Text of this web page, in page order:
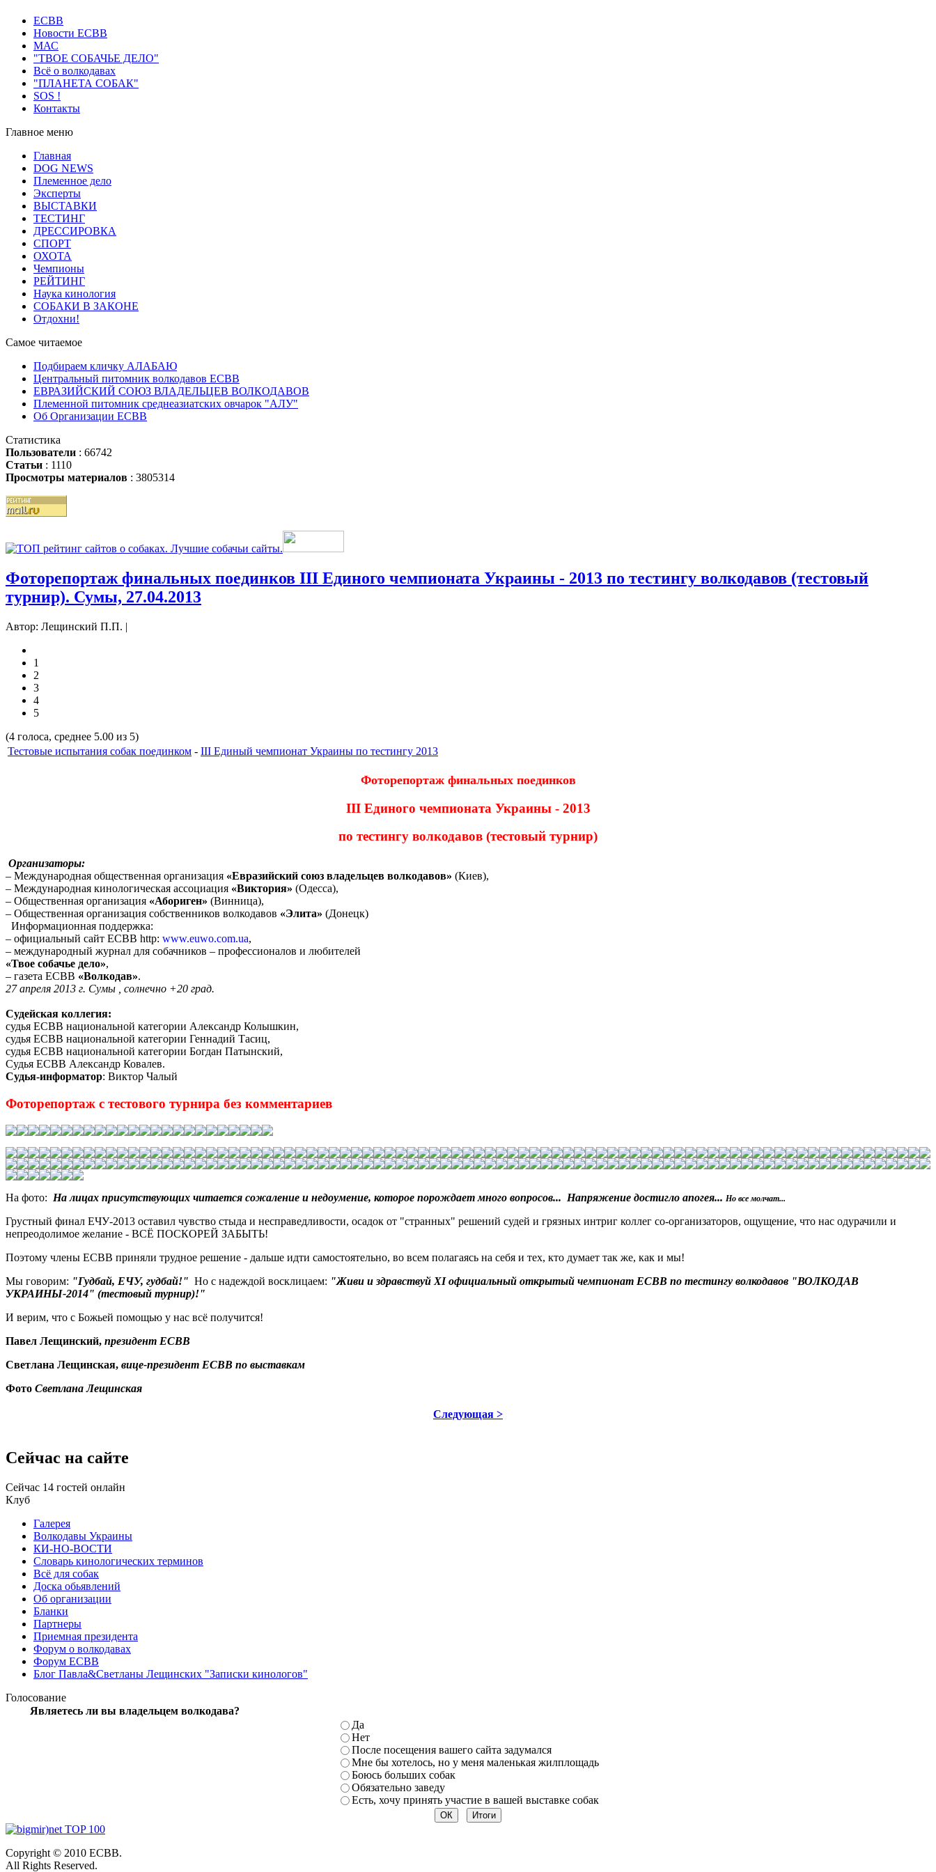
ECВB
Новости ЕСВВ
МАС
"ТВОЕ СОБАЧЬЕ ДЕЛО"
Всё о волкодавах
"ПЛАНЕТА СОБАК"
SOS !
Контакты
Главное меню
Главная
DOG NEWS
Племенное дело
Эксперты
ВЫСТАВКИ
ТЕСТИНГ
ДРЕССИРОВКА
СПОРТ
ОХОТА
Чемпионы
РЕЙТИНГ
Наука кинология
СОБАКИ В ЗАКОНЕ
Отдохни!
Самое читаемое
Подбираем кличку АЛАБАЮ
Центральный питомник волкодавов ЕСВВ
ЕВРАЗИЙСКИЙ СОЮЗ ВЛАДЕЛЬЦЕВ ВОЛКОДАВОВ
Племенной питомник среднеазиатских овчарок "АЛУ"
Об Организации ЕСВВ
Статистика
Пользователи : 66742
Статьи : 1110
Просмотры материалов : 3805314
Фоторепортаж финальных поединков III Единого чемпионата Украины - 2013 по тестингу волкодавов (тестовый
турнир). Сумы, 27.04.2013
Автор: Лещинский П.П. |
1
2
3
4
5
(4 голоса, среднее 5.00 из 5)
Тестовые испытания собак поединком - III Единый чемпионат Украины по тестингу 2013
Фоторепортаж финальных поединков
III Единого чемпионата Украины - 2013
по тестингу волкодавов (тестовый турнир)
Организаторы:
– Международная общественная организация «Евразийский союз владельцев волкодавов» (Киев),
– Международная кинологическая ассоциация «Виктория» (Одесса),
– Общественная организация «Абориген» (Винница),
– Общественная организация собственников волкодавов «Элита» (Донецк)
Информационная поддержка:
– официальный сайт ЕСВВ http: www.euwo.com.ua,
– международный журнал для собачников – профессионалов и любителей
«Твое собачье дело»,
– газета ЕСВВ «Волкодав».
27 апреля 2013 г. Сумы , солнечно +20 град.
Судейская коллегия:
судья ЕСВВ национальной категории Александр Колышкин,
судья ЕСВВ национальной категории Геннадий Тасиц,
судья ЕСВВ национальной категории Богдан Патынский,
Судья ЕСВВ Александр Ковалев.
Судья-информатор: Виктор Чалый
Фоторепортаж с тестового турнира без комментариев
На фото: На лицах присутствующих читается сожаление и недоумение, которое порождает много вопросов... Напряжение достигло апогея... Но все молчат...
Грустный финал ЕЧУ-2013 оставил чувство стыда и несправедливости, осадок от "странных" решений судей и грязных интриг коллег со-организаторов, ощущение, что нас одурачили и
непреодолимое желание - ВСЁ ПОСКОРЕЙ ЗАБЫТЬ!
Поэтому члены ЕСВВ приняли трудное решение - дальше идти самостоятельно, во всем полагаясь на себя и тех, кто думает так же, как и мы!
Мы говорим: "Гудбай, ЕЧУ, гудбай!" Но с надеждой восклицаем: "Живи и здравствуй XI официальный открытый чемпионат ЕСВВ по тестингу волкодавов "ВОЛКОДАВ
УКРАИНЫ-2014" (тестовый турнир)!"
И верим, что с Божьей помощью у нас всё получится!
Павел Лещинский, президент ЕСВВ
Светлана Лещинская, вице-президент ЕСВВ по выставкам
Фото Светлана Лещинская
Следующая >
Сейчас на сайте
Сейчас 14 гостей онлайн
Клуб
Галерея
Волкодавы Украины
КИ-НО-ВОСТИ
Словарь кинологических терминов
Всё для собак
Доска обьявлений
Об организации
Бланки
Партнеры
Приемная президента
Форум о волкодавах
Форум ЕСВВ
Блог Павла&Светланы Лещинских "Записки кинологов"
Голосование
Являетесь ли вы владельцем волкодава?
Да
Нет
После посещения вашего сайта задумался
Мне бы хотелось, но у меня маленькая жилплощадь
Боюсь больших собак
Обязательно заведу
Есть, хочу принять участие в вашей выставке собак
Copyright © 2010 ЕСВВ.
All Rights Reserved.